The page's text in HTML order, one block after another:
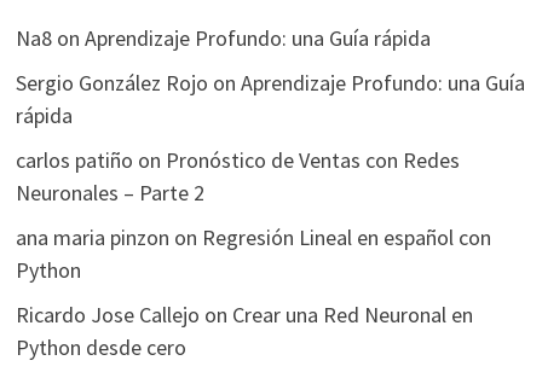
Na8on Aprendizaje Profundo: una Guía rápida
Sergio González Rojo on Aprendizaje Profundo: una Guía
rápida
carlos patiño on Pronóstico de Ventas con Redes
Neuronales – Parte 2
ana maria pinzon on Regresión Lineal en español con
Python
Ricardo Jose Callejo on Crear una Red Neuronal en
Python desde cero